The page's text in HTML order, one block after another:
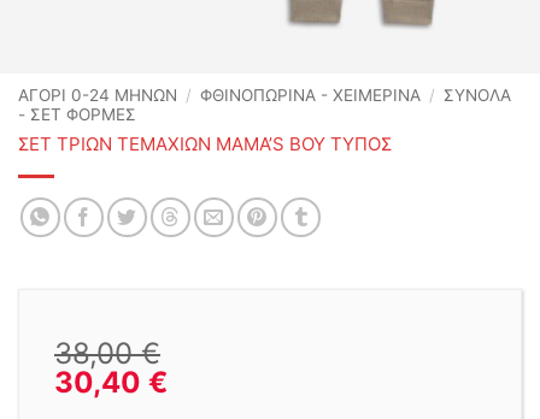
ΑΓΟΡΙ 0-24 MΗΝΩΝ / ΦΘΙΝΟΠΩΡΙΝΆ - ΧΕΙΜΕΡΙΝΆ / ΣΥΝΟΛΑ
- ΣΕΤ ΦΟΡΜΕΣ
ΣΕΤ ΤΡΙΩΝ ΤΕΜΑΧΙΩΝ MAMA’S BOY ΤΥΠΟΣ
38,00€
30,40 €